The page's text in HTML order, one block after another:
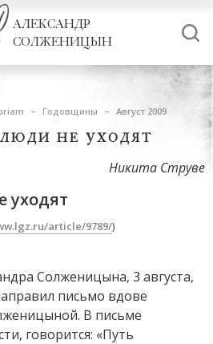
АЛЕКСАНДР
СОЛЖЕНИЦЫН
Годовщины Август 2009
НЕ УХОДЯТ
Никита Струве
уходят
article/9789/)
Солженицына, 3 августа,
письмо вдове
В письме
говорится: «Путь